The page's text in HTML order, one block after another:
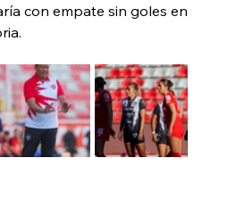
con empate sin goles en